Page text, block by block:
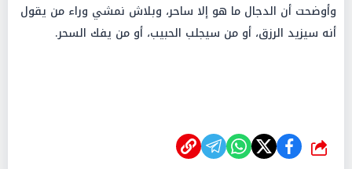
وأوضحت أن الدجال ما هو إلا ساحر، وبلاش نمشي وراء من يقول
أنه سيزيد الرزق، أو من سيجلب الحبيب، أو من يفك السحر.
شارك